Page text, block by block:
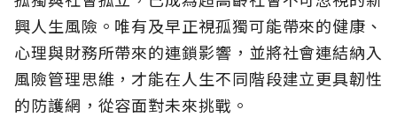
興人生風險。唯有及早正視孤獨可能帶來的健康、
心理與財務所帶來的連鎖影響，並將社會連結納入
風險管理思維，才能在人生不同階段建立更具韌性
的防護網，從容面對未來挑戰。